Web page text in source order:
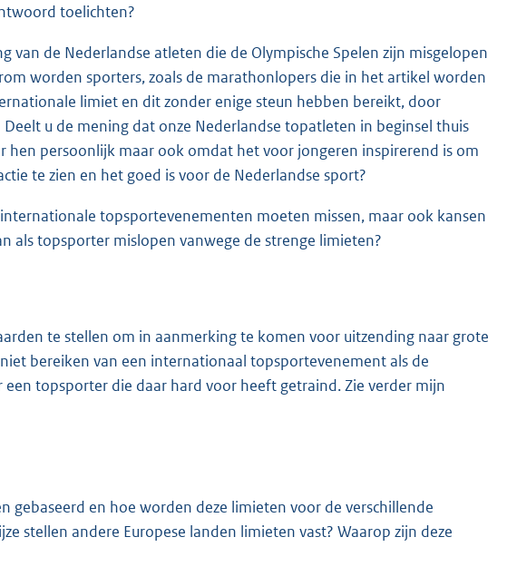
toelichten?
van de Nederlandse atleten die de Olympische Spelen zijn misgelopen
worden sporters, zoals de marathonlopers die in het artikel worden
limiet en dit zonder enige steun hebben bereikt, door
u de mening dat onze Nederlandse topatleten in beginsel thuis
hen persoonlijk maar ook omdat het voor jongeren inspirerend is om
te zien en het goed is voor de Nederlandse sport?
topsportevenementen moeten missen, maar ook kansen
als topsporter mislopen vanwege de strenge limieten?
te stellen om in aanmerking te komen voor uitzending naar grote
bereiken van een internationaal topsportevenement als de
een topsporter die daar hard voor heeft getraind. Zie verder mijn
gebaseerd en hoe worden deze limieten voor de verschillende
stellen andere Europese landen limieten vast? Waarop zijn deze